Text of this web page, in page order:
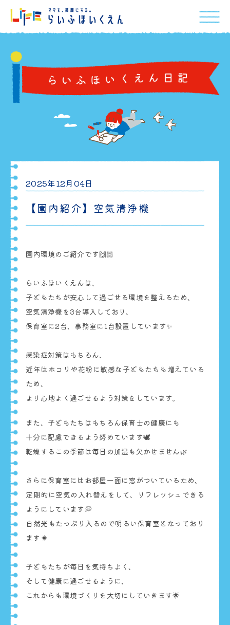
2025年12月04日
【園内紹介】空気清浄機
園内環境のご紹介です🙌🏻
らいふほいくえんは、
子どもたちが安心して過ごせる環境を整えるため、
空気清浄機を3台導入しており、
保育室に2台、事務室に1台設置しています✨
感染症対策はもちろん、
近年はホコリや花粉に敏感な子どもたちも増えている
ため、
より心地よく過ごせるよう対策をしています。
また、子どもたちはもちろん保育士の健康にも
十分に配慮できるよう努めています🕊
乾燥するこの季節は毎日の加湿も欠かせません🌿
さらに保育室にはお部屋一面に窓がついているため、
定期的に空気の入れ替えをして、リフレッシュできる
ようにしています💭
自然光もたっぷり入るので明るい保育室となっており
ます☀
子どもたちが毎日を気持ちよく、
そして健康に過ごせるように、
これからも環境づくりを大切にしていきます🌟